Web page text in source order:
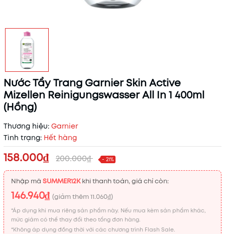
Nước Tẩy Trang Garnier Skin Active
Mizellen Reinigungswasser All In 1 400ml
(Hồng)
Thương hiệu: Garnier
Tình trạng: Hết hàng
158.000₫ 200.000₫ - 21%
Nhập mã SUMMER12Kkhi thanh toán, giá chỉ còn:
146.940₫ (giảm thêm11.060₫)
*Áp dụng khi mua riêng sản phẩm này. Nếu mua kèm sản phẩm khác,
mức giảm có thể thay đổi theo tổng đơn hàng.
*Không áp dụng đồng thời với các chương trình Flash Sale.